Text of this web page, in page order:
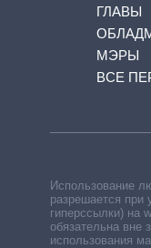
ГЛАВЫ
МЭРЫ
ВСЕ
Использование
разрешается при
гиперссылки) на
обязательна вне
использования